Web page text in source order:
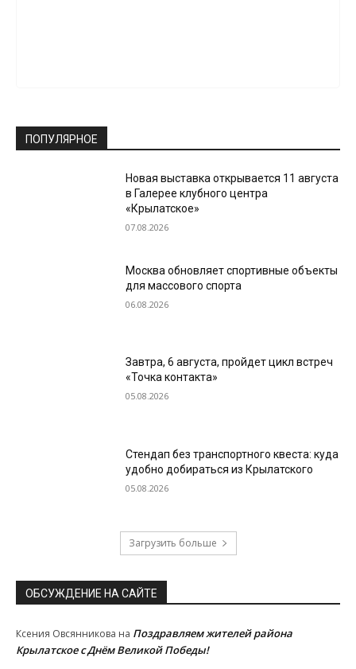
ПОПУЛЯРНОЕ
Новая выставка открывается 11 августа
в Галерее клубного центра
«Крылатское»
07.08.2026
Москва обновляет спортивные объекты
для массового спорта
06.08.2026
Завтра, 6 августа, пройдет цикл встреч
«Точка контакта»
05.08.2026
Стендап без транспортного квеста: куда
удобно добираться из Крылатского
05.08.2026
Загрузить больше
ОБСУЖДЕНИЕ НА САЙТЕ
Ксения Овсянникова на Поздравляем жителей района
Крылатское с Днём Великой Победы!